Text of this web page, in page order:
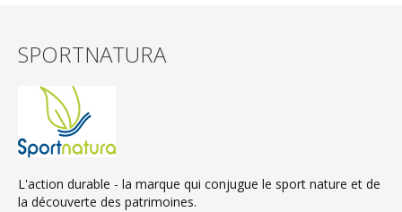
SPORTNATURA
L'action durable - la marque qui conjugue le sport nature et de
la découverte des patrimoines.